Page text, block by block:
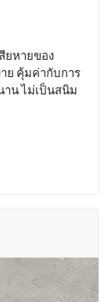
ยหายของ
ย คุ้มค่ากับการ
าน ไม่เป็นสนิม